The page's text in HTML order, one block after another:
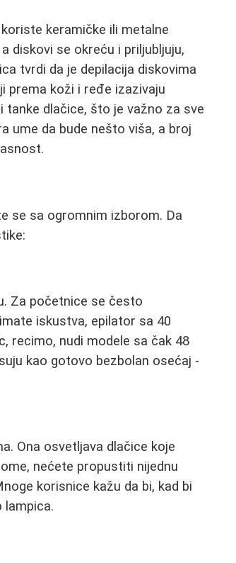
keramičke ili metalne
diskovi se okreću i priljubljuju,
tvrdi da je depilacija diskovima
prema koži i ređe izazivaju
dlačice, što je važno za sve
ume da bude nešto viša, a broj
se sa ogromnim izborom. Da
Za početnice se često
iskustva, epilator sa 40
recimo, nudi modele sa čak 48
kao gotovo bezbolan osećaj -
Ona osvetljava dlačice koje
nećete propustiti nijednu
korisnice kažu da bi, kad bi
lampica.